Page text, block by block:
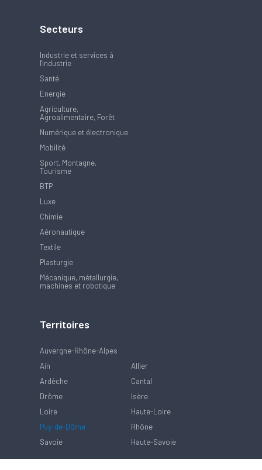
Secteurs
Industrie et services à
l'industrie
Santé
Energie
Agriculture,
Agroalimentaire, Forêt
Numérique et électronique
Mobilité
Sport, Montagne,
Tourisme
BTP
Luxe
Chimie
Aéronautique
Textile
Plasturgie
Mécanique, métallurgie,
machines et robotique
Territoires
Auvergne-Rhône-Alpes
Ain
Allier
Ardèche
Cantal
Drôme
Isère
Loire
Haute-Loire
Puy-de-Dôme
Rhône
Savoie
Haute-Savoie